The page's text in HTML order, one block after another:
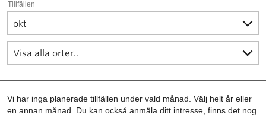
Tillfällen
Vi har inga planerade tillfällen under vald månad. Välj helt år eller
en annan månad. Du kan också anmäla ditt intresse, finns det nog